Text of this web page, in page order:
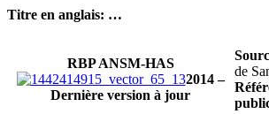
Titre en anglais: …
RBP ANSM-HAS
2014 –
Dernière version à jour
de